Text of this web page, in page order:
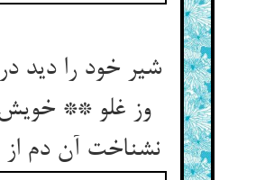
شیر خود را دید
وز غلو ** خویش
نشناخت آن دم از